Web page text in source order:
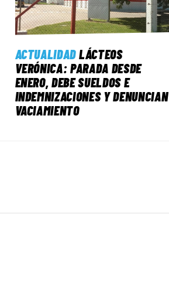
ACTUALIDADLÁCTEOS
VERÓNICA: PARADA DESDE
ENERO, DEBE SUELDOS E
INDEMNIZACIONES Y DENUNCIAN
VACIAMIENTO